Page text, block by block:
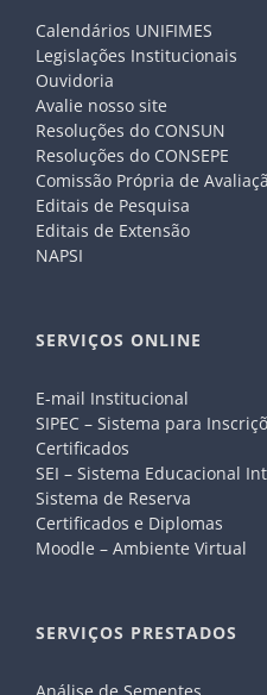
Calendários UNIFIMES
Legislações Institucionais
Ouvidoria
Avalie nosso site
Resoluções do CONSUN
Resoluções do CONSEPE
Comissão Própria de
Editais de Pesquisa
Editais de Extensão
NAPSI
SERVIÇOS ONLINE
E-mail Institucional
SIPEC – Sistema para
Certificados
SEI – Sistema Educacional
Sistema de Reserva
Certificados e Diplomas
Moodle – Ambiente Virtual
SERVIÇOS PRESTADOS